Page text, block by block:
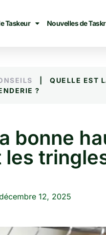
Taskeur Nouvelles de
QUELLE EST
?
bonne
12, 2025